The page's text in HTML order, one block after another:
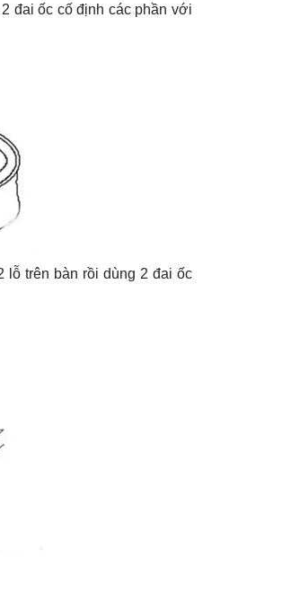
đai ốc cố định các phần với
lỗ trên bàn rồi dùng 2 đai ốc